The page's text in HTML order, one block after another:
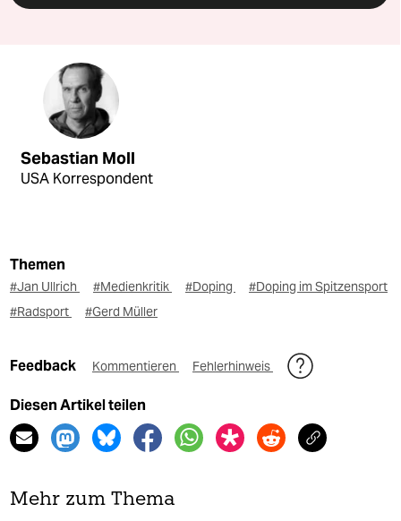
Sebastian Moll
USA Korrespondent
Themen
#Jan Ullrich #Medienkritik #Doping
#Doping im Spitzensport
#Radsport
#Gerd Müller
Feedback Kommentieren Fehlerhinweis
Diesen Artikel teilen
Mehr zum Thema